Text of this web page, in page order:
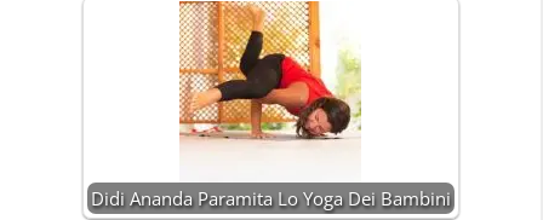
Didi Ananda Paramita Lo Yoga Dei Bambini